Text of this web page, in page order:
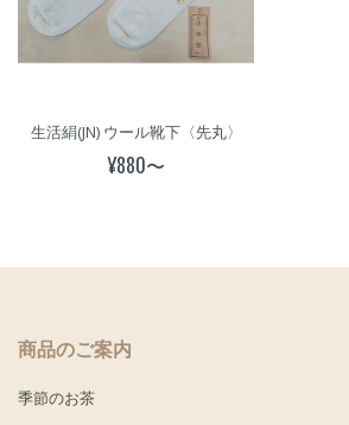
生活絹(JN) ウール靴下〈先丸〉
¥880〜
商品のご案内
季節のお茶